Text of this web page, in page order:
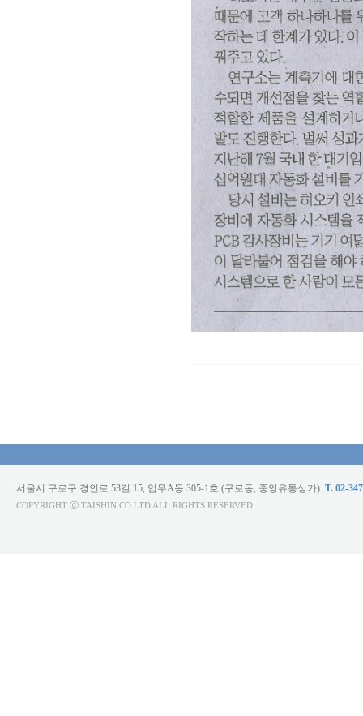
서울시 구로구 경인로 53길 15, 업무A동 305-1호 (구로동, 중앙유통상가) T. 02-
COPYRIGHT ⓒ TAISHIN CO.LTD ALL RIGHTS RESERVED.